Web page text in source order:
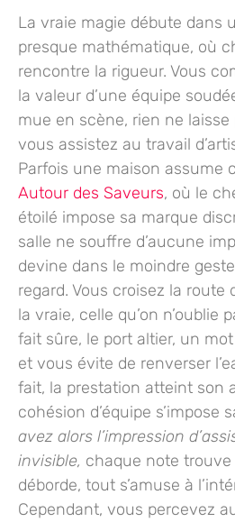
La vraie magie débute dans
presque mathématique, où
rencontre la rigueur. Vous
la valeur d’une équipe
mue en scène, rien ne laisse
vous assistez au travail
Parfois une maison assume
Autour des Saveurs, où le
étoilé impose sa marque
salle ne souffre d’aucune
devine dans le moindre
regard. Vous croisez la route
la vraie, celle qu’on n’oublie
fait sûre, le port altier, un
et vous évite de renverser
fait, la prestation atteint son
cohésion d’équipe s’impose
avez alors l’impression
invisible, chaque note
déborde, tout s’amuse à
Cependant, vous percevez